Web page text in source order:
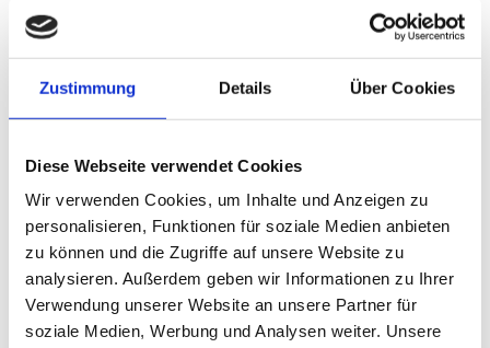
Zustimmung Details Über Cookies
Diese Webseite verwendet Cookies
Wir verwenden Cookies, um Inhalte und Anzeigen zu
personalisieren, Funktionen für soziale Medien anbieten
zu können und die Zugriffe auf unsere Website zu
analysieren. Außerdem geben wir Informationen zu Ihrer
Verwendung unserer Website an unsere Partner für
soziale Medien, Werbung und Analysen weiter. Unsere
Inhalte externer Links. Für den Inhalt der verlinkten
Seiten sind ausschließlich deren Betreiber
Recht­li­cher Hin­weis:Die EU hat ein On­line-Ver­fah­
neh­mern und Ver­brau­chern ge­schaf­fen. In­for­ma­tio­
nen dazu fin­den Sie unter
https://ec.europa.eu/consumers/odr/
Wir be­tei­ligen uns nicht an einem Streit­bei­le­gungs­
ver­fah­ren vor einer Ver­brau­cher­schlich­tungs­stel­le.